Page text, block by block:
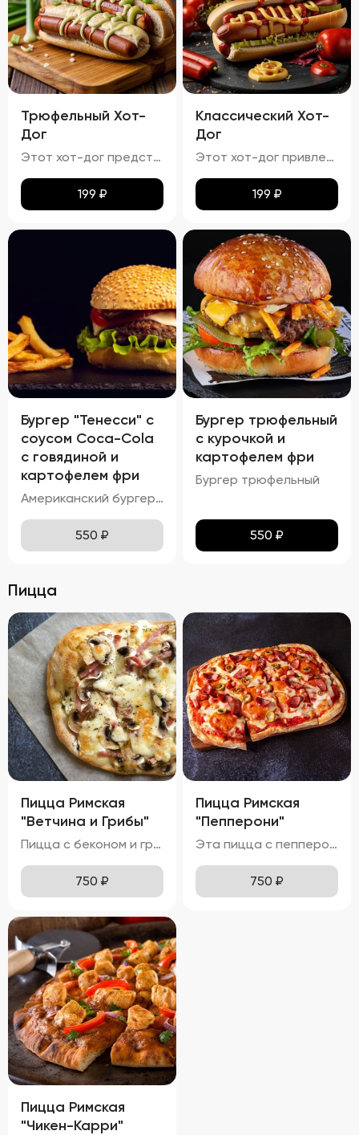
Трюфельный Хот-
Дог
Этот хот-дог представляет собой изысканное сочетание вкуса и текстуры.
199 ₽
Классический Хот-
Дог
Этот хот-дог привлекает внимание своей аппетитностью.
199 ₽
Бургер "Тенесси" с
соусом Coca-Cola
с говядиной и
картофелем фри
Американский бургер с соусом COCA-COLA
550 ₽
Бургер трюфельный
с курочкой и
картофелем фри
Бургер трюфельный
550 ₽
Пицца
Пицца Римская
"Ветчина и Грибы"
Пицца с беконом и грибами выглядит невероятно аппетитно, с золотистой корочкой теста и аккуратно распределенными ингредиентами. Моцарелла полностью расплавлена, местами приобретая приятный карамельный оттенок. Ломтики бекона и грибы эффектно выделяются на поверхности, добавляя блюду яркие акценты. Вкус этой пиццы насыщен нотками ветчины и грибов, делая её особенно ароматной и привлекательной. Ветчина хрустящая и солоноватая, а грибы мягкие и ароматные, создавая идеальное сочетание текстур. Аромат пиццы пленяет смесью горячих сыров, бекона и грибов, вызывая желание попробовать её немедленно. Тонкое тесто хрустит внизу, оставаясь мягким и воздушным внутри, обеспечивая комфортное наслаждение каждым укусом. Бекон приятно похрустывает, а грибы остаются мягкими и сочными, добавляя удовольствия от процесса поедания.
750 ₽
Пицца Римская
"Пепперони"
Эта пицца с пепперони имеет притягательный внешний вид, с золотистой корочкой теста и равномерно распределённой моцареллой. Пепперони лежат сверху сыра, создавая яркий акцент и добавляя визуальной привлекательности. Блеск оливкового масла и специи делают пиццу ещё более аппетитной. Вкус этой пиццы насыщен острыми нотками пепперони и сладковатыми оттенками томатного соуса. Моцарелла полностью расплавлена, местами приобретая приятный карамельный оттенок. Аромат пиццы пленяет смесью горячих сыров, острого пепперони и оливкового масла, вызывая желание попробовать её немедленно. Тонкое тесто хрустит внизу, оставаясь мягким и воздушным внутри, обеспечивая комфортное наслаждение каждым укусом. Пепперони мягкие и слегка похрустывают, а сыр тянется длинными нитями, добавляя удовольствия от процесса поедания.
750 ₽
Пицца Римская
"Чикен-Карри"